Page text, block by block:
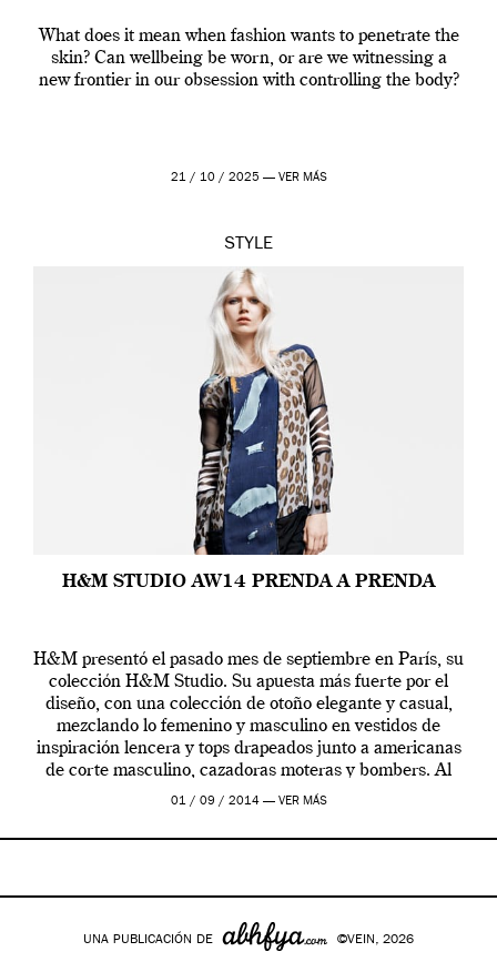
What does it mean when fashion wants to penetrate the
skin? Can wellbeing be worn, or are we witnessing a
new frontier in our obsession with controlling the body?
21 / 10 / 2025 — VER MÁS
STYLE
H&M STUDIO AW14 PRENDA A PRENDA
H&M presentó el pasado mes de septiembre en París, su
colección H&M Studio. Su apuesta más fuerte por el
diseño, con una colección de otoño elegante y casual,
mezclando lo femenino y masculino en vestidos de
inspiración lencera y tops drapeados junto a americanas
de corte masculino, cazadoras moteras y bombers. Al
frente de la […]
01 / 09 / 2014 — VER MÁS
UNA PUBLICACIÓN DE ©VEIN, 2026